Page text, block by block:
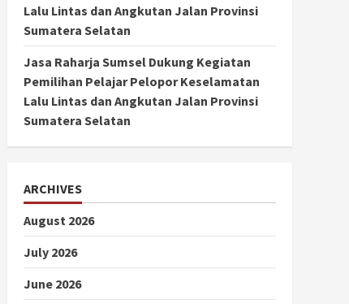
Lalu Lintas dan Angkutan Jalan Provinsi
Sumatera Selatan
Jasa Raharja Sumsel Dukung Kegiatan
Pemilihan Pelajar Pelopor Keselamatan
Lalu Lintas dan Angkutan Jalan Provinsi
Sumatera Selatan
ARCHIVES
August 2026
July 2026
June 2026